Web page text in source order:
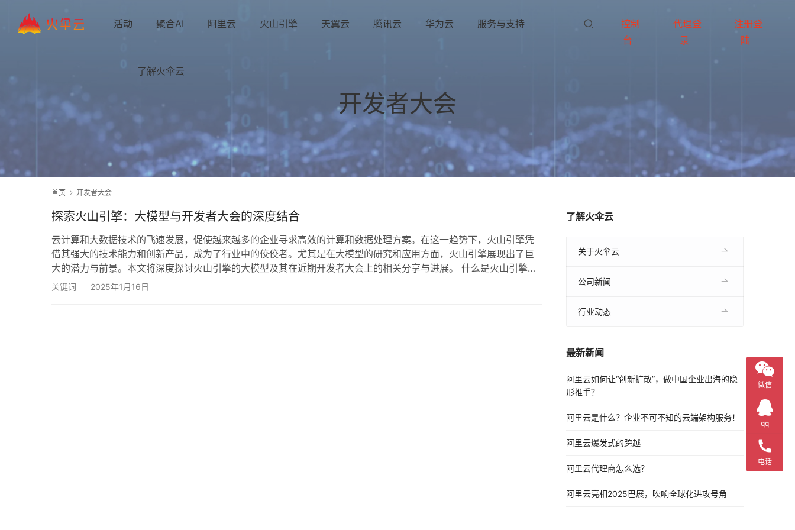
活动 聚合AI 阿里云 火山引擎 天翼云 腾讯云 华为云 服务与支持
了解火伞云
控制
台
代理登
录
注册登
陆
开发者大会
首页 开发者大会
探索火山引擎：大模型与开发者大会的深度结合
云计算和大数据技术的飞速发展，促使越来越多的企业寻求高效的计算和数据处理方案。在这一趋势下，火山引擎凭
借其强大的技术能力和创新产品，成为了行业中的佼佼者。尤其是在大模型的研究和应用方面，火山引擎展现出了巨
大的潜力与前景。本文将深度探讨火山引擎的大模型及其在近期开发者大会上的相关分享与进展。 什么是火山引擎大
模型？ 火山引擎的大模型，是指其使用先进的深度学习技术构建的庞大神经网络模型。这类模型因其庞大的参数量和
关键词 2025年1月16日
了解火伞云
关于火伞云
公司新闻
行业动态
最新新闻
阿里云如何让“创新扩散”，做中国企业出海的隐
形推手？
阿里云是什么？企业不可不知的云端架构服务！
阿里云爆发式的跨越
阿里云代理商怎么选？
阿里云亮相2025巴展，吹响全球化进攻号角
微信
qq
电话